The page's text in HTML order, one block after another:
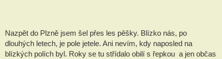
Nazpět do Plzně jsem šel přes les pěšky. Blízko nás, po
dlouhých letech, je pole jetele. Ani nevím, kdy naposled na
blízkých polích byl. Roky se tu střídalo obilí s řepkou  a jen občas